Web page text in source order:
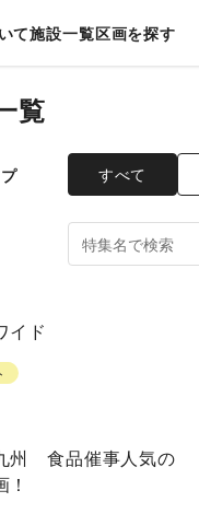
て施設一覧区画を探す
覧
すべて
イド
州 食品催事人気の